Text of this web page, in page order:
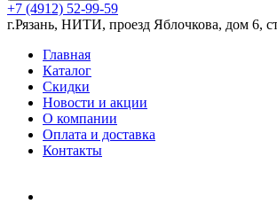
+7 (4912) 52-99-59
г.Рязань, НИТИ, проезд Яблочкова, дом 6,
Главная
Каталог
Скидки
Новости и акции
О компании
Оплата и доставка
Контакты